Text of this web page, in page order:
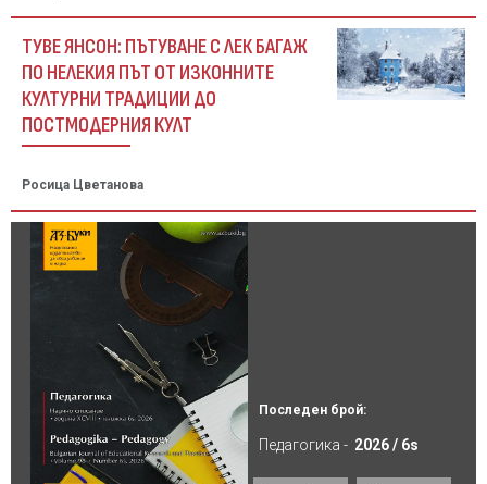
ТУВЕ ЯНСОН: ПЪТУВАНЕ С ЛЕК БАГАЖ
ПО НЕЛЕКИЯ ПЪТ ОТ ИЗКОННИТЕ
КУЛТУРНИ ТРАДИЦИИ ДО
ПОСТМОДЕРНИЯ КУЛТ
Росица Цветанова
Последен брой:
Педагогика - 2026 / 6s